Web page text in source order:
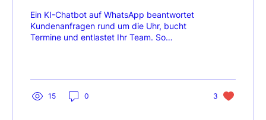
Ein KI-Chatbot auf WhatsApp beantwortet
Kundenanfragen rund um die Uhr, bucht
Termine und entlastet Ihr Team. So
15 0 3